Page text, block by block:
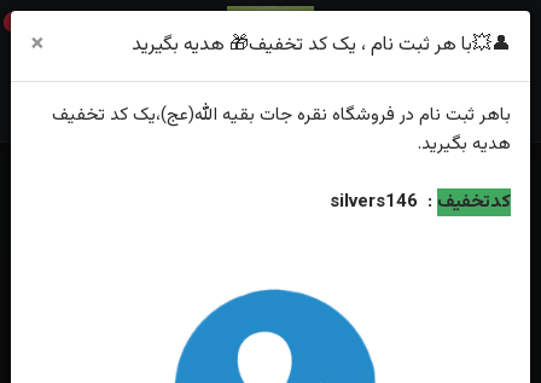
0
خانه
فهرست محصولات
انگشترنقره عقیق سوسنی یمنی اصل هشت گوش رکاب دست ساز صفوی
👤💥با هر ثبت نام ، یک کد تخفیف🎁 هدیه بگیرید ×
باهر ثبت نام در فروشگاه نقره جات بقیه الله(عج)،یک کد تخفیف
هدیه بگیرید.
کدتخفیف :
silvers146